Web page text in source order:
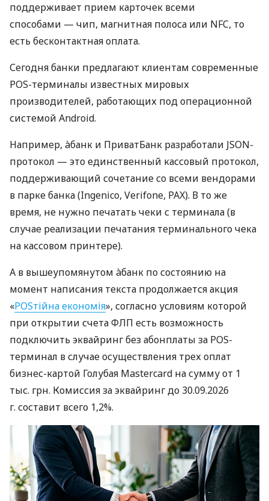
поддерживает прием карточек всеми
способами — чип, магнитная полоса или NFC, то
есть бесконтактная оплата.
Сегодня банки предлагают клиентам современные
POS-терминалы известных мировых
производителей, работающих под операционной
системой Android.
Например, àбанк и ПриватБанк разработали JSON-
протокол — это единственный кассовый протокол,
поддерживающий сочетание со всеми вендорами
в парке банка (Ingenico, Verifone, PAX). В то же
время, не нужно печатать чеки с терминала (в
случае реализации печатания терминального чека
на кассовом принтере).
А в вышеупомянутом àбанк по состоянию на
момент написания текста продолжается акция
«POSтійна економія», согласно условиям которой
при открытии счета ФЛП есть возможность
подключить эквайринг без абонплаты за POS-
терминал в случае осуществления трех оплат
бизнес-картой Голубая Mastercard на сумму от 1
тыс. грн. Комиссия за эквайринг до 30.09.2026
г. составит всего 1,2%.